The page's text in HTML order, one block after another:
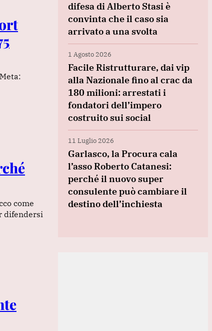
come
difendersi
difesa di Alberto Stasi è
convinta che il caso sia
arrivato a una svolta
1 Agosto 2026
Facile Ristrutturare, dai vip
alla Nazionale fino al crac da
180 milioni: arrestati i
fondatori dell’impero
costruito sui social
11 Luglio 2026
Garlasco, la Procura cala
l’asso Roberto Catanesi:
perché il nuovo super
consulente può cambiare il
destino dell’inchiesta